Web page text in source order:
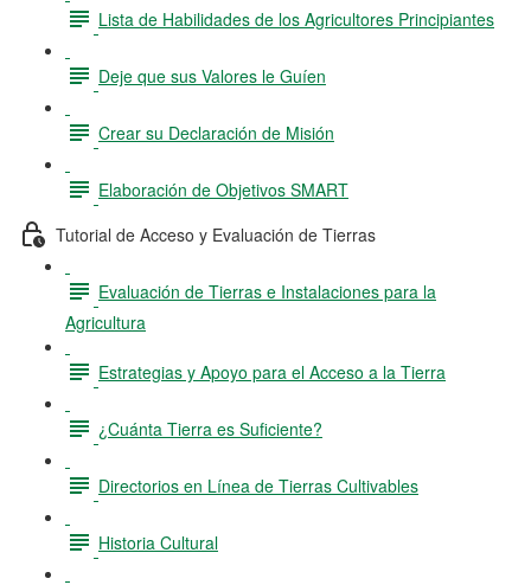
Lista de Habilidades de los Agricultores Principiantes
Deje que sus Valores le Guíen
Crear su Declaración de Misión
Elaboración de Objetivos SMART
Tutorial de Acceso y Evaluación de Tierras
Evaluación de Tierras e Instalaciones para la
Agricultura
Estrategias y Apoyo para el Acceso a la Tierra
¿Cuánta Tierra es Suficiente?
Directorios en Línea de Tierras Cultivables
Historia Cultural